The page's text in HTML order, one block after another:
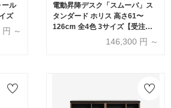
ール
ズ
円 ～
電動昇降デスク「スムーバ」ス
タンダード ホリス 高さ61〜
126cm 全4色 3サイズ【受注生
146,300 円 ～